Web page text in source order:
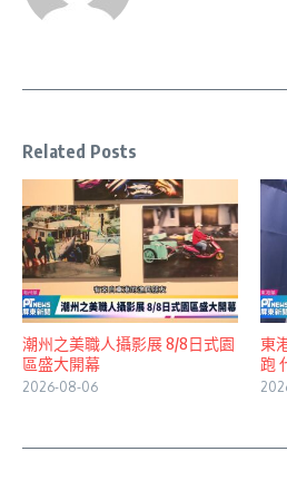
Related Posts
潮州之美職人攝影展 8/8日式園
區盛大開幕
2026-08-06
東
跑